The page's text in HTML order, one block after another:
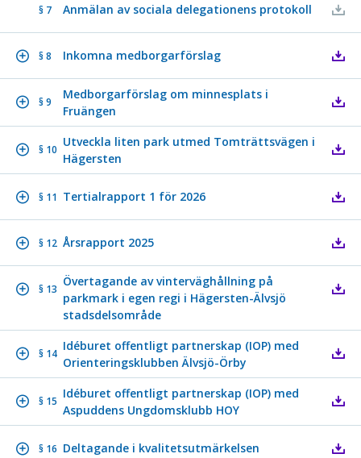
§ 7 Anmälan av sociala delegationens protokoll
§ 8 Inkomna medborgarförslag
§ 9
Medborgarförslag om minnesplats i
Fruängen
§ 10
Utveckla liten park utmed Tomträttsvägen i
Hägersten
§ 11 Tertialrapport 1 för 2026
§ 12 Årsrapport 2025
§ 13
Övertagande av vinterväghållning på
parkmark i egen regi i Hägersten-Älvsjö
stadsdelsområde
§ 14
Idéburet offentligt partnerskap (IOP) med
Orienteringsklubben Älvsjö-Örby
§ 15
Idéburet offentligt partnerskap (IOP) med
Aspuddens Ungdomsklubb HOY
§ 16 Deltagande i kvalitetsutmärkelsen